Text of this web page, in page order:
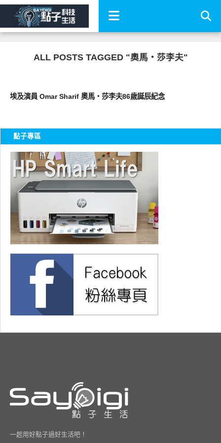
ALL POSTS TAGGED "奧馬・莎李夫"
埃及演員 Omar Sharif 奧馬・莎李夫86歲誕辰紀念
點子專區
一起用好點子過好生活吧！